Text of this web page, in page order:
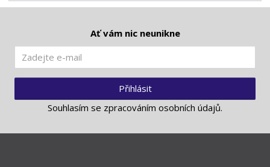
Ať vám nic neunikne
Přihlásit
Souhlasím se zpracováním osobních údajů.